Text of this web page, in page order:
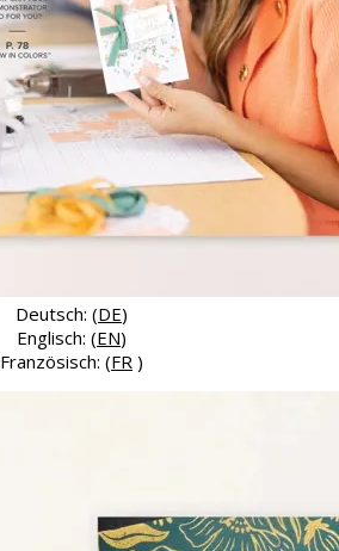
Deutsch: (DE)
Englisch: (EN)
Französisch: (FR )